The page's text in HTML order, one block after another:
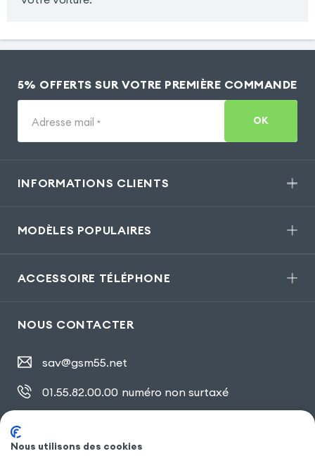
5% OFFERTS SUR VOTRE PREMIÈRE COMMANDE
Adresse mail * OK
INFORMATIONS CLIENTS
MODÈLES POPULAIRES
ACCESSOIRE TÉLÉPHONE
NOUS CONTACTER
sav@gsm55.net
01.55.82.00.00 numéro non surtaxé
Nous utilisons des cookies